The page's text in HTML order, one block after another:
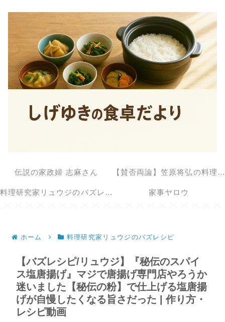
伝説の家政婦 志麻さん 【賛否両論】笠原将弘の料理のほそ道
料理研究家リュウジのバズレシピ 家事ヤロウ
ホーム 料理研究家リュウジのバズレシピ
【バズレシピ/リュウジ】『秘伝のスパイ
ス塩唐揚げ』マジで唐揚げ専門店やろうか
迷いました【秘伝の粉】で仕上げる塩唐揚
げが自慢したくなる旨さだった | 作り方・
レシピ動画